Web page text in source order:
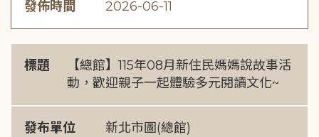
發佈時間 2026-06-11
標題
【總館】115年08月新住民媽媽說故事活
動，歡迎親子一起體驗多元閱讀文化~
發布單位 新北市圖(總館)